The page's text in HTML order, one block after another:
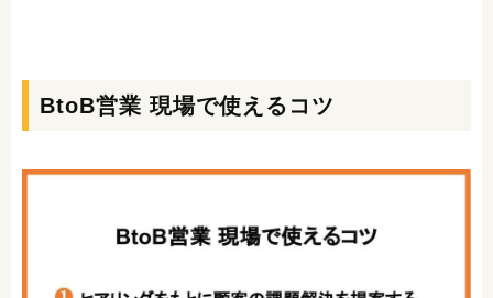
BtoB営業 現場で使えるコツ